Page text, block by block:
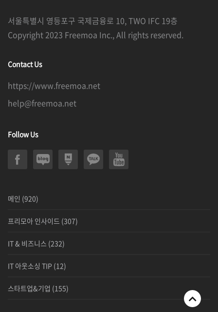
서울특별시 영등포구 국제금융로 10, TWO IFC 19층
Copyright 2023 Freemoa Inc., All rights reserved.
Contact Us
https://www.freemoa.net
help@freemoa.net
Follow Us
메인 (920)
프리모아 인사이드 (307)
IT & 비즈니스 (232)
IT 아웃소싱 TIP (12)
스타트업&기업 (155)